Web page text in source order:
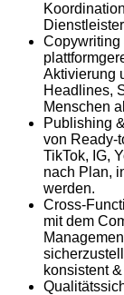
Copywriting
Aktivierung
Headlines,
Menschen
Publishing
von Ready-
TikTok, IG,
nach Plan,
werden.
Cross-
mit dem
konsistent